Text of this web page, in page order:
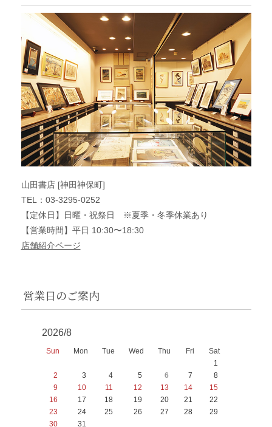
山田書店 [神田神保町]
TEL：03-3295-0252
【定休日】日曜・祝祭日 ※夏季・冬季休業あり
【営業時間】平日 10:30〜18:30
店舗紹介ページ
営業日のご案内
2026/8
Sun Mon Tue Wed Thu Fri
Sat
1
2
3 4 5 6 7
8
9
10 11 12 13 14
15
16
17 18 19 20 21
22
23
24 25 26 27 28
29
30
31